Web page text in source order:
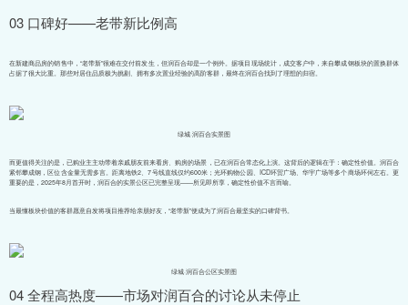
03 口碑好——老带新比例高
在新建商品房的销售中，“老带新”很难在交付前发生，但润百合却是一个例外。据项目现场统计，成交客户中，来自攀成钢板块的置换群体
占据了很大比重。那些对居住品质极为挑剔、拥有多次置业经验的高阶客群，最终在润百合找到了理想的归宿。
绿城·润百合实景图
而更值得关注的是，已购业主主动带着亲戚朋友前来看房、购房的场景，已在润百合常态化上演。这背后的逻辑在于：确定性价值。润百合
紧邻攀成钢，区位含金量无需多言。距离地铁2、7号线直线仅约600米；光环购物公园、ICD环贸广场、华宇广场等多个商场环伺左右。更
重要的是，2025年8月首开时，润百合的实景公区已完整呈现——所见即所享，确定性价值不言而喻。
当最懂板块价值的客群愿意自发将项目推荐给亲朋好友，“老带新”便成为了润百合最坚实的口碑背书。
绿城·润百合公区实景图
04 全程高热度——市场对润百合的讨论从未停止